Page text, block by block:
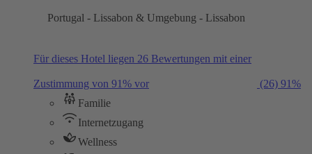
Portugal - Lissabon & Umgebung - Lissabon
Für dieses Hotel liegen 26 Bewertungen mit einer
Zustimmung von 91% vor (26) 91%
Familie
Internetzugang
Wellness